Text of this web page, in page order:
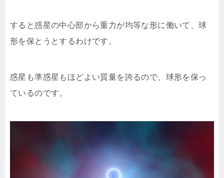
すると惑星の中心部から重力が均等な形に働いて、球
形を保とうとするわけです。
惑星も準惑星もほどよい質量を誇るので、球形を保っ
ているのです。